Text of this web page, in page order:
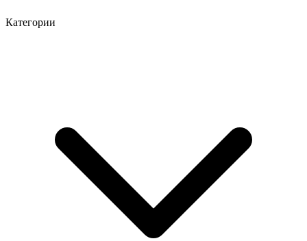
Категории